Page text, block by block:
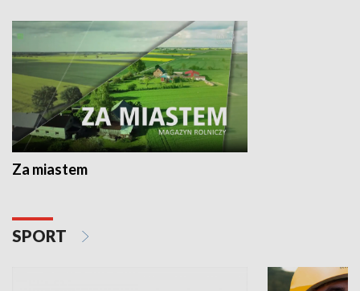
Za miastem
SPORT